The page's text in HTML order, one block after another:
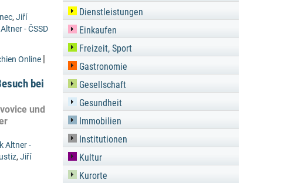
, Jiří
- ČSSD
Online |
bei
und
Altner -
, Jiří
Dienstleistungen
Einkaufen
Freizeit, Sport
Gastronomie
Gesellschaft
Gesundheit
Immobilien
Institutionen
Kultur
Kurorte